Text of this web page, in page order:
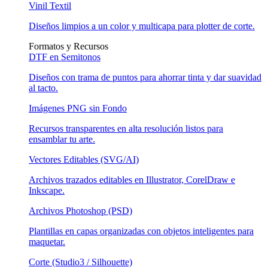
Vinil Textil
Diseños limpios a un color y multicapa para plotter de corte.
Formatos y Recursos
DTF en Semitonos
Diseños con trama de puntos para ahorrar tinta y dar suavidad
al tacto.
Imágenes PNG sin Fondo
Recursos transparentes en alta resolución listos para
ensamblar tu arte.
Vectores Editables (SVG/AI)
Archivos trazados editables en Illustrator, CorelDraw e
Inkscape.
Archivos Photoshop (PSD)
Plantillas en capas organizadas con objetos inteligentes para
maquetar.
Corte (Studio3 / Silhouette)